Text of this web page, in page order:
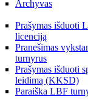
Archyvas
Prašymas išduoti
licenciją
Pranešimas
turnyrus
Prašymas išduoti
leidimą (KKSD)
Paraiška LBF